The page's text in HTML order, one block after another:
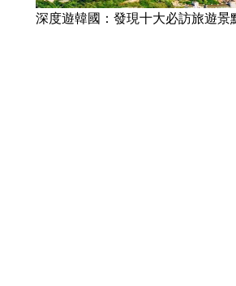
深度遊韓國：發現十大必訪旅遊景